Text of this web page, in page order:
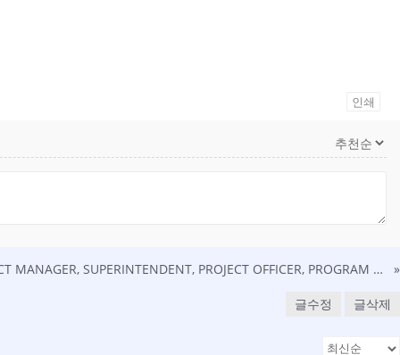
인쇄
CONSTRUCTION PROJECT MANAGER, SUPERINTENDENT, PROJECT OFFICER, PROGRAM MANAGER 공무 구인 (영주권 sponsor 가능) »
글수정 글삭제